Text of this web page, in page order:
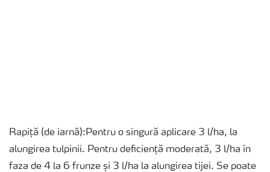
Rapiță (de iarnă):Pentru o singură aplicare 3 l/ha, la
alungirea tulpinii. Pentru deficiență moderată, 3 l/ha în
faza de 4 la 6 frunze și 3 l/ha la alungirea tijei. Se poate